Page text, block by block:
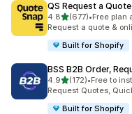
QS Request a
4.8out of 5 stars
(677)
677 total reviews
•Free plan
Request a quote &
Built for Shopify
BSS B2B Order,
4.9out of 5 stars
(172)
172 total reviews
•Free to
Request Quotes,
Built for Shopify